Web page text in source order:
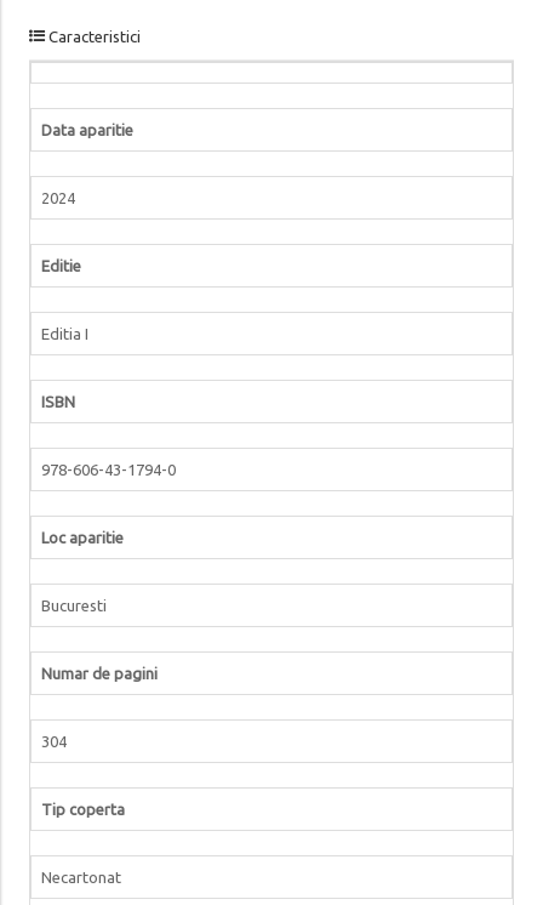
Caracteristici
Data aparitie
2024
Editie
Editia I
ISBN
978-606-43-1794-0
Loc aparitie
Bucuresti
Numar de pagini
304
Tip coperta
Necartonat